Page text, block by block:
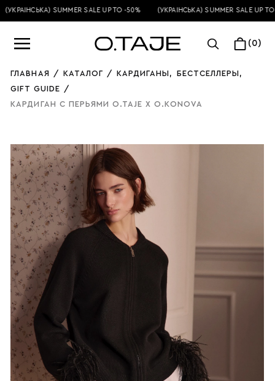
(УКРАЇНСЬКА) SUMMER SALE UP TO -50% (УКРАЇНСЬКА) SUMMER SALE UP TO
(0)
ГЛАВНАЯ / КАТАЛОГ / КАРДИГАНЫ , БЕСТСЕЛЛЕРЫ ,
GIFT GUIDE /
КАРДИГАН С ПЕРЬЯМИ O.TAJE X O.KONOVA